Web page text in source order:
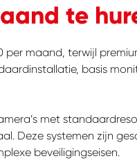
te
per maand, terwijl
basis
met
Deze systemen zijn
beveiligingseisen.